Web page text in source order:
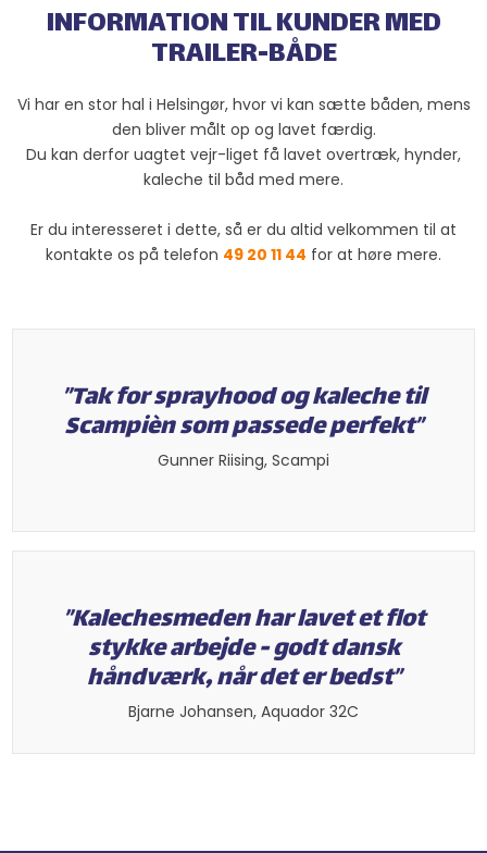
INFORMATI​ON TIL KUNDER MED
TRAILER-BÅDE​
Vi har en stor hal i Helsingør, hvor vi kan sætte båden, mens
den bliver målt op og lavet færdig.
Du kan derfor uagtet vejr-liget få lavet overtræk, hynder,
kaleche til båd med mere.
Er du interesseret i dette, så er du altid velkommen til at
kontakte os på telefon 49 20 11 44 for at høre mere.​
”Tak for sprayhood og kaleche til
Scampièn som passede perfekt”​
​Gunner Riising, Scampi​
”Kalechesmeden har lavet et flot
stykke arbejde - godt dansk
håndværk, når det er bedst”​
​Bjarne Johansen, Aquador 32C​